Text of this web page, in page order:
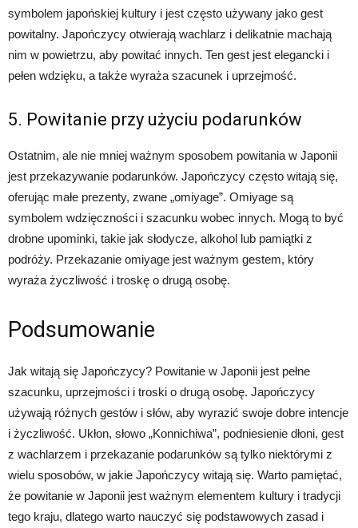
symbolem japońskiej kultury i jest często używany jako gest
powitalny. Japończycy otwierają wachlarz i delikatnie machają
nim w powietrzu, aby powitać innych. Ten gest jest elegancki i
pełen wdzięku, a także wyraża szacunek i uprzejmość.
5. Powitanie przy użyciu podarunków
Ostatnim, ale nie mniej ważnym sposobem powitania w Japonii
jest przekazywanie podarunków. Japończycy często witają się,
oferując małe prezenty, zwane „omiyage”. Omiyage są
symbolem wdzięczności i szacunku wobec innych. Mogą to być
drobne upominki, takie jak słodycze, alkohol lub pamiątki z
podróży. Przekazanie omiyage jest ważnym gestem, który
wyraża życzliwość i troskę o drugą osobę.
Podsumowanie
Jak witają się Japończycy? Powitanie w Japonii jest pełne
szacunku, uprzejmości i troski o drugą osobę. Japończycy
używają różnych gestów i słów, aby wyrazić swoje dobre intencje
i życzliwość. Ukłon, słowo „Konnichiwa”, podniesienie dłoni, gest
z wachlarzem i przekazanie podarunków są tylko niektórymi z
wielu sposobów, w jakie Japończycy witają się. Warto pamiętać,
że powitanie w Japonii jest ważnym elementem kultury i tradycji
tego kraju, dlatego warto nauczyć się podstawowych zasad i